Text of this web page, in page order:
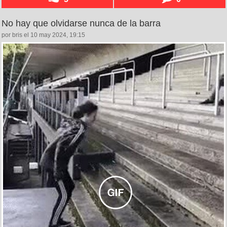
No hay que olvidarse nunca de la barra
por bris el 10 may 2024, 19:15